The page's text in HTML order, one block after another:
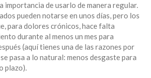
importancia de usarlo de manera regular.
pueden notarse en unos días, pero los
para dolores crónicos, hace falta
durante al menos un mes para
(aquí tienes una de las razones por
pasa a lo natural: menos desgaste para
plazo).